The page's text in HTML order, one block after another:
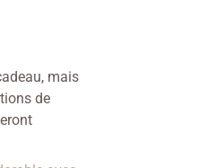
mais
de